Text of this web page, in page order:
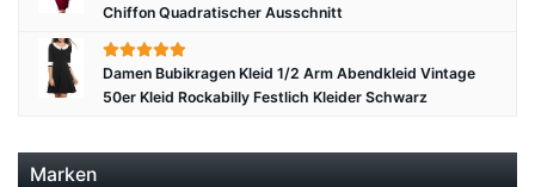
Chiffon Quadratischer Ausschnitt
Damen Bubikragen Kleid 1/2 Arm Abendkleid Vintage
50er Kleid Rockabilly Festlich Kleider Schwarz
Marken